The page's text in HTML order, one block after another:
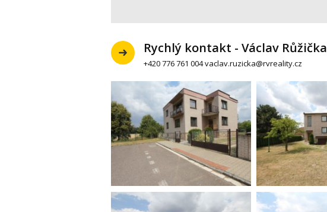
Rychlý kontakt - Václav Růžička
+420 776 761 004 vaclav.ruzicka@rvreality.cz